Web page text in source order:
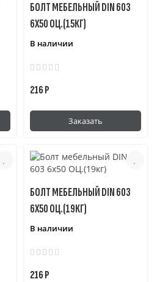
БОЛТ МЕБЕЛЬНЫЙ DIN 603
6Х50 ОЦ.(15КГ)
В наличии
216 Р
Заказать
БОЛТ МЕБЕЛЬНЫЙ DIN 603
6Х50 ОЦ.(19КГ)
В наличии
216 Р